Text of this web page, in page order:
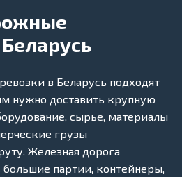
в Беларусь подходят
нужно доставить крупную
сырье, материалы
грузы
Железная дорога
большие партии, контейнеры,